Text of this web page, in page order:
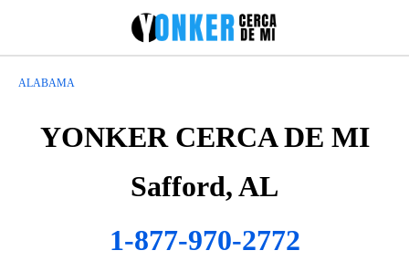
ALABAMA
YONKER CERCA DE MI
Safford, AL
1-877-970-2772